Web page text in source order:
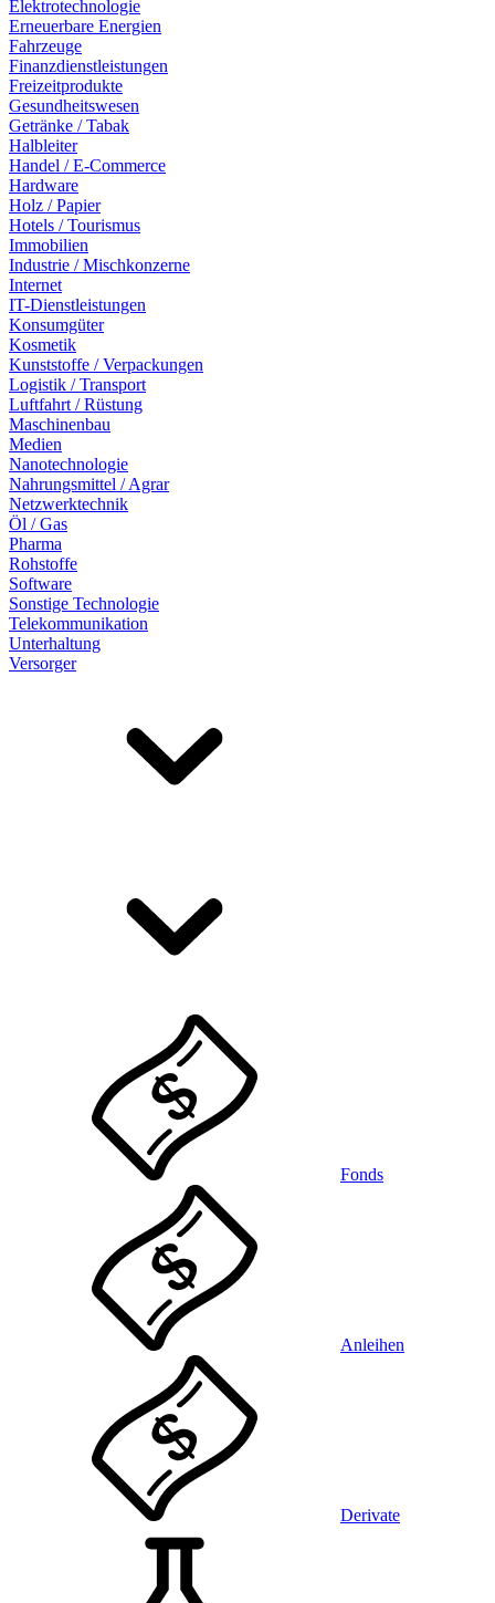
Elektrotechnologie
Erneuerbare Energien
Fahrzeuge
Finanzdienstleistungen
Freizeitprodukte
Gesundheitswesen
Getränke / Tabak
Halbleiter
Handel / E-Commerce
Hardware
Holz / Papier
Hotels / Tourismus
Immobilien
Industrie / Mischkonzerne
Internet
IT-Dienstleistungen
Konsumgüter
Kosmetik
Kunststoffe / Verpackungen
Logistik / Transport
Luftfahrt / Rüstung
Maschinenbau
Medien
Nanotechnologie
Nahrungsmittel / Agrar
Netzwerktechnik
Öl / Gas
Pharma
Rohstoffe
Software
Sonstige Technologie
Telekommunikation
Unterhaltung
Versorger
Fonds
Anleihen
Derivate